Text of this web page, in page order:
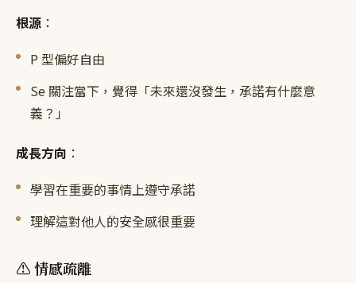
根源 ：
P 型偏好自由
Se 關注當下，覺得「未來還沒發生，承諾有什麼意
義？」
成長方向 ：
學習在重要的事情上遵守承諾
理解這對他人的安全感很重要
⚠️ 情感疏離